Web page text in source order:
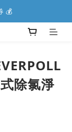
💰
除氯淨